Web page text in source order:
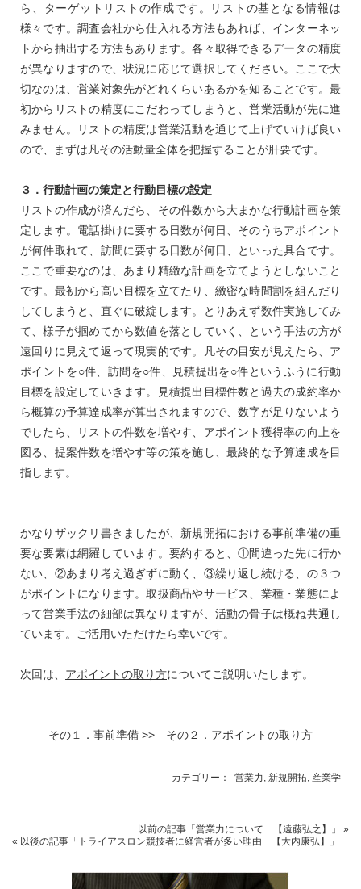
ら、ターゲットリストの作成です。リストの基となる情報は
様々です。調査会社から仕入れる方法もあれば、インターネッ
トから抽出する方法もあります。各々取得できるデータの精度
が異なりますので、状況に応じて選択してください。ここで大
切なのは、営業対象先がどれくらいあるかを知ることです。最
初からリストの精度にこだわってしまうと、営業活動が先に進
みません。リストの精度は営業活動を通じて上げていけば良い
ので、まずは凡その活動量全体を把握することが肝要です。
３．行動計画の策定と行動目標の設定
リストの作成が済んだら、その件数から大まかな行動計画を策
定します。電話掛けに要する日数が何日、そのうちアポイント
が何件取れて、訪問に要する日数が何日、といった具合です。
ここで重要なのは、あまり精緻な計画を立てようとしないこと
です。最初から高い目標を立てたり、緻密な時間割を組んだり
してしまうと、直ぐに破綻します。とりあえず数件実施してみ
て、様子が掴めてから数値を落としていく、という手法の方が
遠回りに見えて返って現実的です。凡その目安が見えたら、ア
ポイントを○件、訪問を○件、見積提出を○件というふうに行動
目標を設定していきます。見積提出目標件数と過去の成約率か
ら概算の予算達成率が算出されますので、数字が足りないよう
でしたら、リストの件数を増やす、アポイント獲得率の向上を
図る、提案件数を増やす等の策を施し、最終的な予算達成を目
指します。
かなりザックリ書きましたが、新規開拓における事前準備の重
要な要素は網羅しています。要約すると、①間違った先に行か
ない、②あまり考え過ぎずに動く、③繰り返し続ける、の３つ
がポイントになります。取扱商品やサービス、業種・業態によ
って営業手法の細部は異なりますが、活動の骨子は概ね共通し
ています。ご活用いただけたら幸いです。
次回は、 アポイントの取り方についてご説明いたします。
その１．事前準備 >> その２．アポイントの取り方
カテゴリー： 営業力 新規開拓 産業学
以前の記事 「営業力について 【遠藤弘之】」
»
« 以後の記事 「トライアスロン競技者に経営者が多い理由 【大内康弘】」